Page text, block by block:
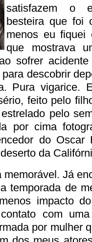
satisfazem o
besteira que foi
menos eu fiquei
que mostrava
sofrer
descobrir
Pura vigarice.
feito pelo
pelo
por cima
do Oscar
da
Já
temporada de
impacto
com
por mulher